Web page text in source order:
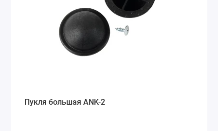
Пукля большая ANK-2